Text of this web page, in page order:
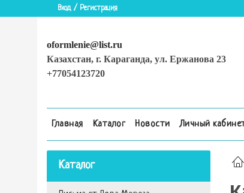
Вход / Регистрация
oformlenie@list.ru
Казахстан, г. Караганда, ул. Ержанова 23
+77054123720
Главная Каталог Новости Личный
Каталог